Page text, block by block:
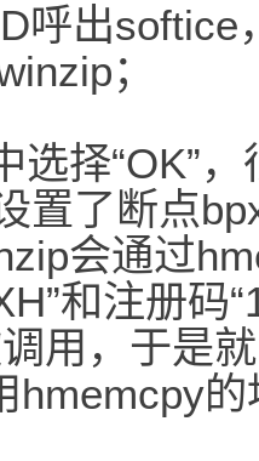
呼出softice
；
选择“OK”
置了断点
会通过
和注册码
用，于是
hmemcpy